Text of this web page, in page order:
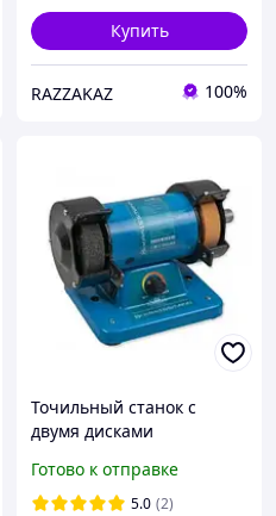
Купить
RAZZAKAZ 100%
Точильный станок с
двумя дисками
Точильно-шлифовальные
станки ( Гибкий вал )
Готово к отправке
5.0 (2)